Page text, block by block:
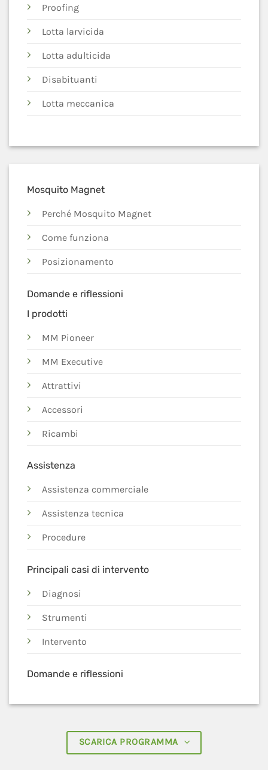
Proofing
Lotta larvicida
Lotta adulticida
Disabituanti
Lotta meccanica
Mosquito Magnet
Perché Mosquito Magnet
Come funziona
Posizionamento
Domande e riflessioni
I prodotti
MM Pioneer
MM Executive
Attrattivi
Accessori
Ricambi
Assistenza
Assistenza commerciale
Assistenza tecnica
Procedure
Principali casi di intervento
Diagnosi
Strumenti
Intervento
Domande e riflessioni
SCARICA PROGRAMMA